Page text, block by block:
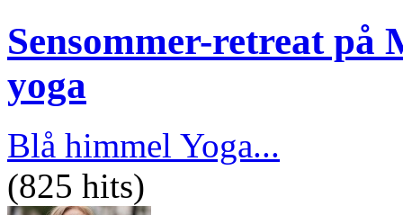
Sensommer-retreat på
yoga
Blå himmel Yoga...
(825 hits)